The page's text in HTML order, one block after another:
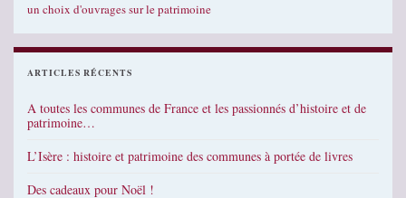
un choix d'ouvrages sur le patrimoine
ARTICLES RÉCENTS
A toutes les communes de France et les passionnés d’histoire et de
patrimoine…
L’Isère : histoire et patrimoine des communes à portée de livres
Des cadeaux pour Noël !